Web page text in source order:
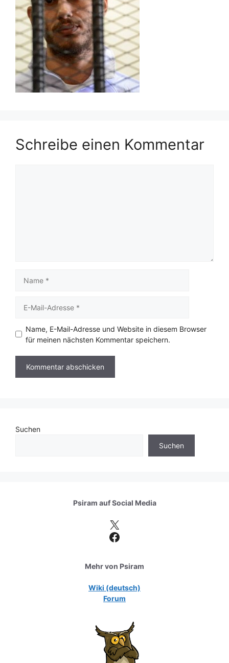
Schreibe einen Kommentar
Mail-
Name, E-Mail-Adresse und Website in diesem Browser
für meinen nächsten Kommentar speichern.
Suchen
Suchen
Psiram aufSocial Media
X
Facebook
Mehr von Psiram
Wiki (deutsch)
Forum